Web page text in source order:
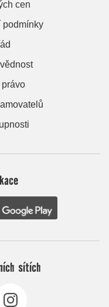
cen
podmínky
sítích